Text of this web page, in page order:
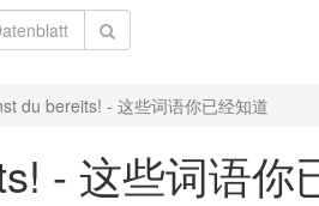
du bereits! - 这些词语你已经知道
- 这些词语你